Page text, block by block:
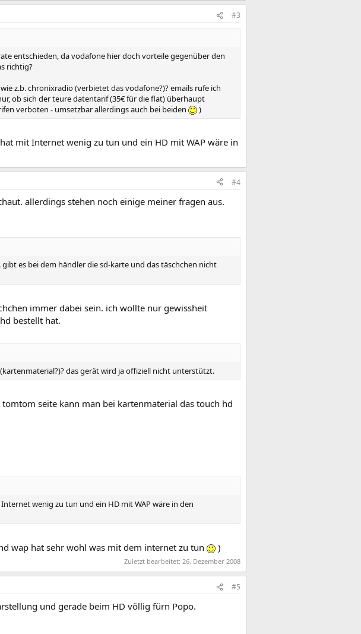
#3
entschieden, da vodafone hier doch vorteile gegenüber den
richtig?
z.b. chronixradio (verbietet das vodafone?)? emails rufe ich
ob sich der teure datentarif (35€ für die flat) überhaupt
verboten - umsetzbar allerdings auch bei beiden
)
mit Internet wenig zu tun und ein HD mit WAP wäre in
#4
allerdings stehen noch einige meiner fragen aus.
es bei dem händler die sd-karte und das täschchen nicht
immer dabei sein. ich wollte nur gewissheit
bestellt hat.
das gerät wird ja offiziell nicht unterstützt.
seite kann man bei kartenmaterial das touch hd
wenig zu tun und ein HD mit WAP wäre in den
wap hat sehr wohl was mit dem internet zu tun )
Zuletzt bearbeitet: 26. Dezember 2008
#5
und gerade beim HD völlig fürn Popo.